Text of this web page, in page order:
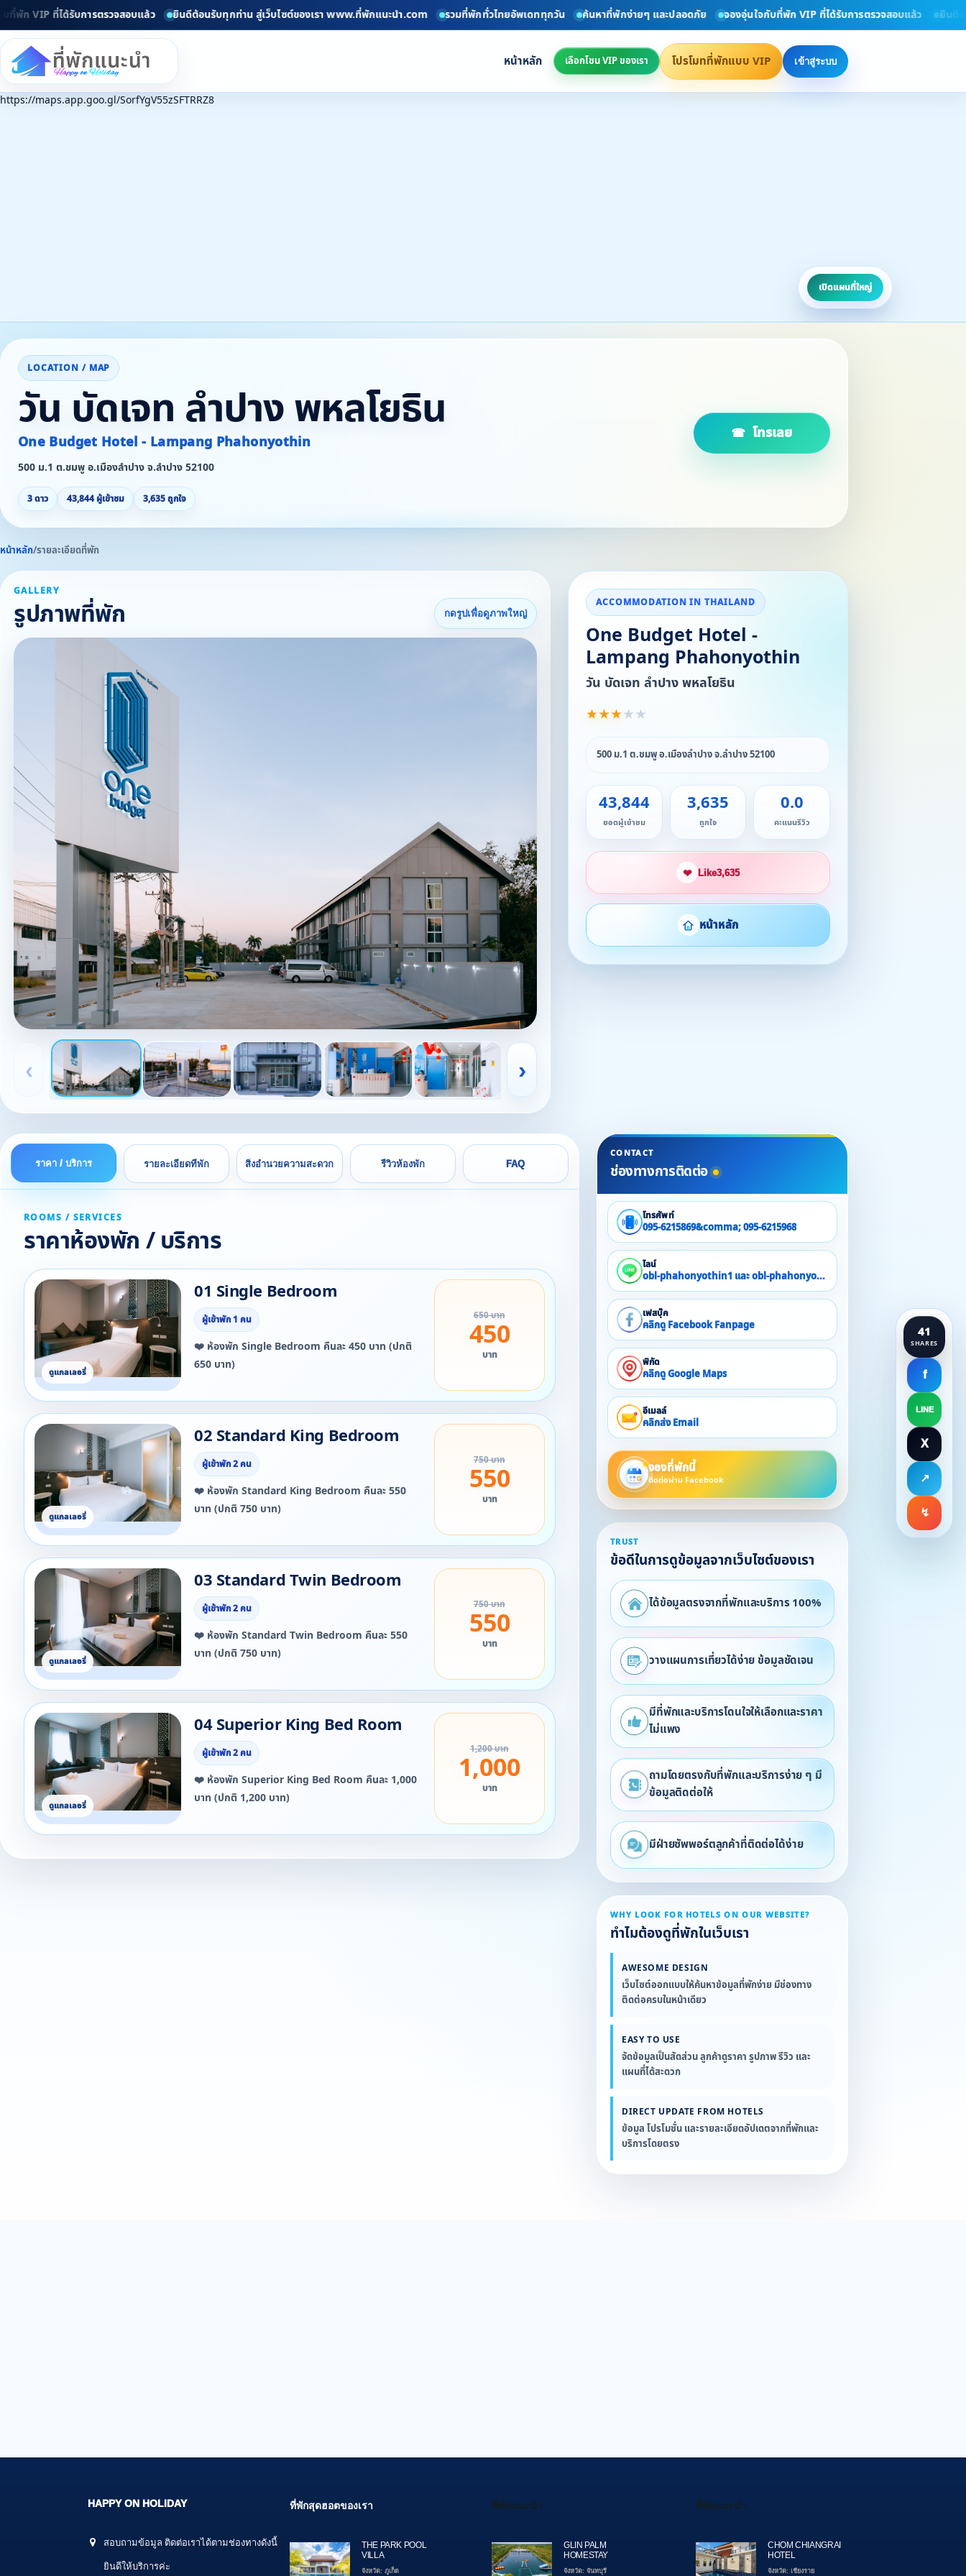
ที่ได้รับการตรวจสอบแล้ว ยินดีต้อนรับทุกท่าน สู่เว็บไซต์ของเรา www.ที่พักแนะนำ.com รวมที่พักทั่วไทยอัพเดททุกวัน ค้นหาที่พักง่ายๆ และปลอดภัย จองอุ่นใจกับที่พัก VIP ที่ได้รับการตรวจสอบแล้ว ยินดีต้อนรับทุก
หน้าหลัก เลือกโซน VIP ของเรา โปรโมทที่พักแบบ VIP เข้าสู่ระบบ
41
SHARES
f
LINE
X
↗
↯
https://maps.app.goo.gl/SorfYgV55zSFTRRZ8
เปิดแผนที่ใหญ่
LOCATION / MAP
วัน บัดเจท ลำปาง พหลโยธิน
One Budget Hotel - Lampang Phahonyothin
500 ม.1 ต.ชมพู อ.เมืองลำปาง จ.ลำปาง 52100
3 ดาว 43,844 ผู้เข้าชม 3,635 ถูกใจ
โทรเลย
หน้าหลัก/รายละเอียดที่พัก
GALLERY
รูปภาพที่พัก กดรูปเพื่อดูภาพใหญ่
‹ ›
ACCOMMODATION IN THAILAND
One Budget Hotel -
Lampang Phahonyothin
วัน บัดเจท ลำปาง พหลโยธิน
★★★★★
500 ม.1 ต.ชมพู อ.เมืองลำปาง จ.ลำปาง 52100
43,844
ยอดผู้เข้าชม
3,635
ถูกใจ
0.0
คะแนนรีวิว
❤ Like3,635
หน้าหลัก
ราคา / บริการ รายละเอียดที่พัก สิ่งอำนวยความสะดวก รีวิวห้องพัก FAQ
ROOMS / SERVICES
ราคาห้องพัก / บริการ
01 Single Bedroom
ผู้เข้าพัก 1 คน
❤️ ห้องพัก Single Bedroom คืนละ 450 บาท (ปกติ
650 บาท)
650 บาท
450
บาท
02 Standard King Bedroom
ผู้เข้าพัก 2 คน
❤️ ห้องพัก Standard King Bedroom คืนละ 550
บาท (ปกติ 750 บาท)
750 บาท
550
บาท
03 Standard Twin Bedroom
ผู้เข้าพัก 2 คน
❤️ ห้องพัก Standard Twin Bedroom คืนละ 550
บาท (ปกติ 750 บาท)
750 บาท
550
บาท
04 Superior King Bed Room
ผู้เข้าพัก 2 คน
❤️ ห้องพัก Superior King Bed Room คืนละ 1,000
บาท (ปกติ 1,200 บาท)
1,200 บาท
1,000
บาท
CONTACT
ช่องทางการติดต่อ
โทรศัพท์
095-6215869&comma; 095-6215968
ไลน์
obl-phahonyothin1 และ obl-phahonyothin2
เฟสบุ๊ค
คลิกดู Facebook Fanpage
พิกัด
คลิกดู Google Maps
อีเมลล์
คลิกส่ง Email
จองที่พักนี้
ติดต่อผ่าน Facebook
TRUST
ข้อดีในการดูข้อมูลจากเว็บไซต์ของเรา
ได้ข้อมูลตรงจากที่พักและบริการ 100%
วางแผนการเที่ยวได้ง่าย ข้อมูลชัดเจน
มีที่พักและบริการโดนใจให้เลือกและราคา
ไม่แพง
ถามโดยตรงกับที่พักและบริการง่าย ๆ มี
ข้อมูลติดต่อให้
มีฝ่ายซัพพอร์ตลูกค้าที่ติดต่อได้ง่าย
WHY LOOK FOR HOTELS ON OUR WEBSITE?
ทำไมต้องดูที่พักในเว็บเรา
AWESOME DESIGN
เว็บไซต์ออกแบบให้ค้นหาข้อมูลที่พักง่าย มีช่องทาง
ติดต่อครบในหน้าเดียว
EASY TO USE
จัดข้อมูลเป็นสัดส่วน ลูกค้าดูราคา รูปภาพ รีวิว และ
แผนที่ได้สะดวก
DIRECT UPDATE FROM HOTELS
ข้อมูล โปรโมชั่น และรายละเอียดอัปเดตจากที่พักและ
บริการโดยตรง
HAPPY ON HOLIDAY
สอบถามข้อมูล ติดต่อเราได้ตามช่องทางดังนี้
ยินดีให้บริการค่ะ
ที่พักสุดฮอตของเรา
THE PARK POOL
VILLA
จังหวัด: ภูเก็ต
ที่พักแนะนำ
GLIN PALM
HOMESTAY
จังหวัด: จันทบุรี
ที่พักแนะนำ
CHOM CHIANGRAI
HOTEL
จังหวัด: เชียงราย